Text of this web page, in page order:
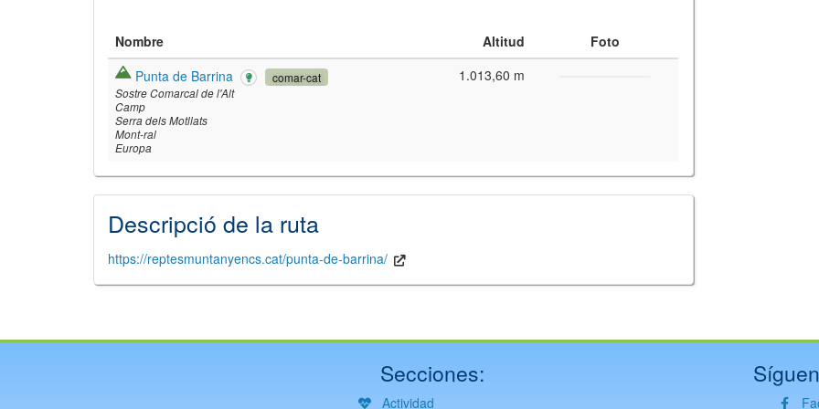
Nombre Altitud
Foto
Punta de Barrina
Sostre Comarcal de l'Alt
Camp
Serra dels Motllats
Mont-ral
Europa
comar-cat 1.013,60 m
Descripció de la ruta
https://reptesmuntanyencs.cat/punta-de-barrina/
Secciones:
Actividad